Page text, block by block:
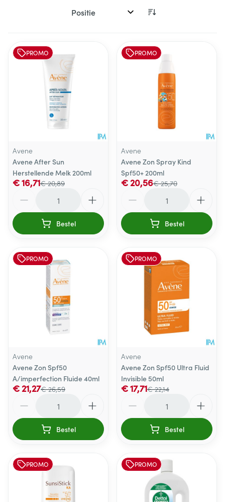
Sorteer op:
PROMO
Avene
Avene After Sun
Herstellende Melk 200ml
€ 20,89
€ 16,71
Bestel
PROMO
Avene
Avene Zon Spray Kind
Spf50+ 200ml
€ 25,70
€ 20,56
Bestel
PROMO
Avene
Avene Zon Spf50
A/imperfection Fluide 40ml
€ 26,59
€ 21,27
Bestel
PROMO
Avene
Avene Zon Spf50 Ultra Fluid
Invisible 50ml
€ 22,14
€ 17,71
Bestel
PROMO PROMO